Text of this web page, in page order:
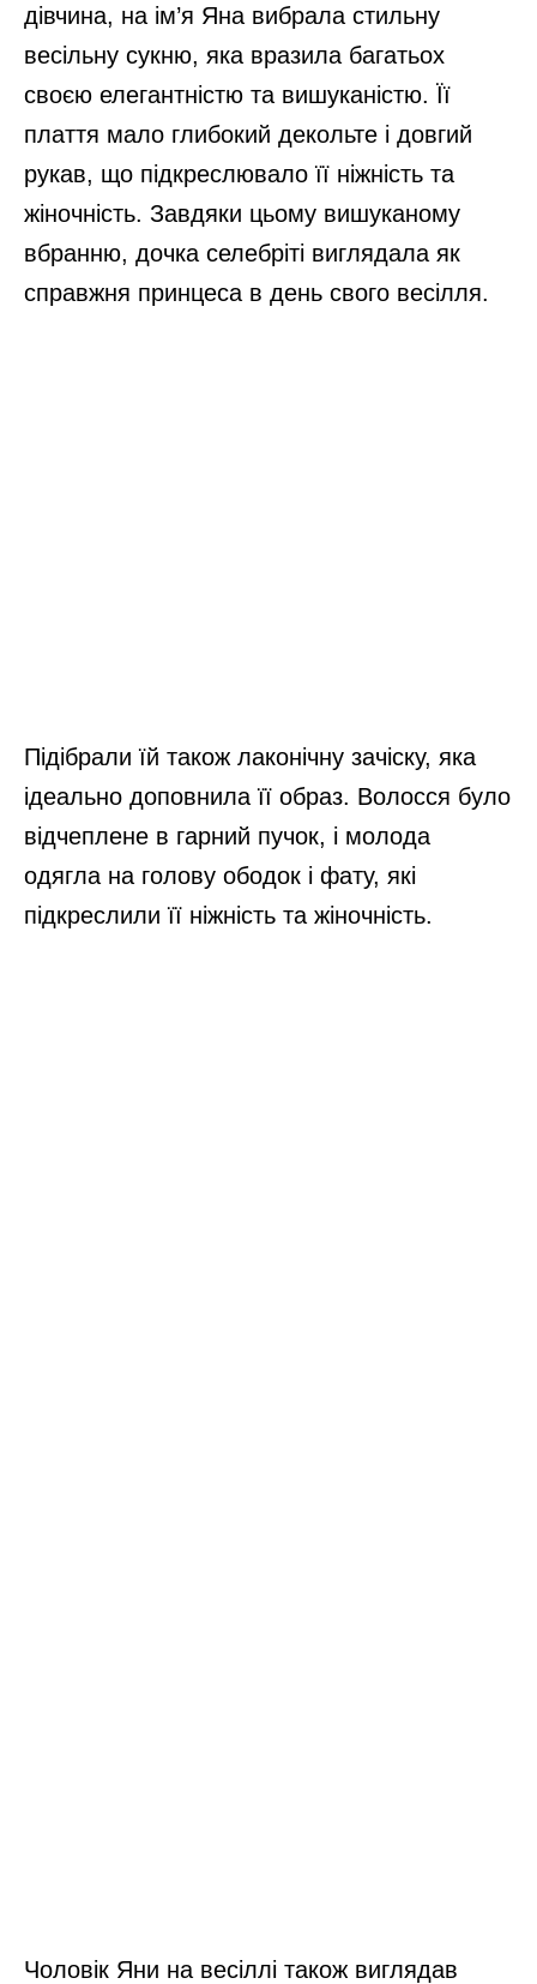
дівчина, на ім’я Яна вибрала стильну
весільну сукню, яка вразила багатьох
своєю елегантністю та вишуканістю. Її
плаття мало глибокий декольте і довгий
рукав, що підкреслювало її ніжність та
жіночність. Завдяки цьому вишуканому
вбранню, дочка селебріті виглядала як
справжня принцеса в день свого весілля.
Підібрали їй також лаконічну зачіску, яка
ідеально доповнила її образ. Волосся було
відчеплене в гарний пучок, і молода
одягла на голову ободок і фату, які
підкреслили її ніжність та жіночність.
Чоловік Яни на весіллі також виглядав